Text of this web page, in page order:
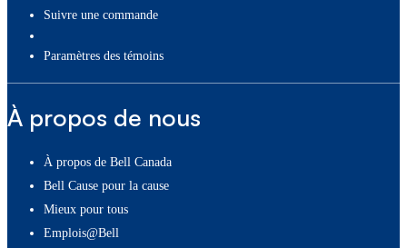
Suivre une commande
paramètres des témoins
À propos de nous
À propos de Bell Canada
Bell Cause pour la cause
Mieux pour tous
Emplois@Bell